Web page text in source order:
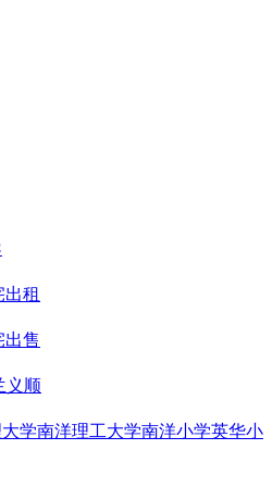
租
出售
义顺
学南洋理工大学南洋小学英华小